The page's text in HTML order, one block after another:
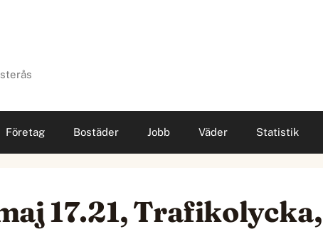
Företag Bostäder Jobb Väder Statistik
17.21,